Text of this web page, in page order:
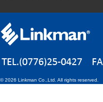
©2026 Linkman Co.,Ltd. All rights reserved.